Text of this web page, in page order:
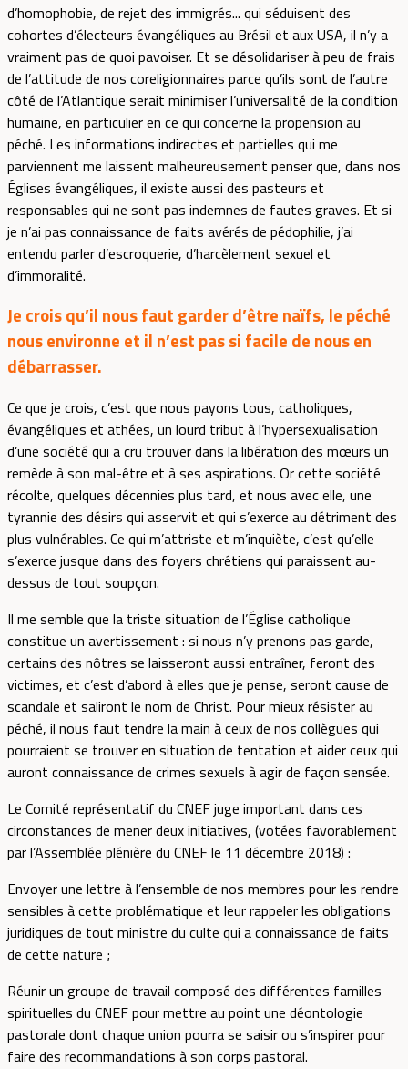
d’homophobie, de rejet des immigrés... qui séduisent des
cohortes d’électeurs évangéliques au Brésil et aux USA, il n’y a
vraiment pas de quoi pavoiser. Et se désolidariser à peu de frais
de l’attitude de nos coreligionnaires parce qu’ils sont de l’autre
côté de l’Atlantique serait minimiser l’universalité de la condition
humaine, en particulier en ce qui concerne la propension au
péché. Les informations indirectes et partielles qui me
parviennent me laissent malheureusement penser que, dans nos
Églises évangéliques, il existe aussi des pasteurs et
responsables qui ne sont pas indemnes de fautes graves. Et si
je n’ai pas connaissance de faits avérés de pédophilie, j’ai
entendu parler d’escroquerie, d’harcèlement sexuel et
d’immoralité.
Je crois qu’il nous faut garder d’être naïfs, le péché
nous environne et il n’est pas si facile de nous en
débarrasser.
Ce que je crois, c’est que nous payons tous, catholiques,
évangéliques et athées, un lourd tribut à l’hypersexualisation
d’une société qui a cru trouver dans la libération des mœurs un
remède à son mal-être et à ses aspirations. Or cette société
récolte, quelques décennies plus tard, et nous avec elle, une
tyrannie des désirs qui asservit et qui s’exerce au détriment des
plus vulnérables. Ce qui m’attriste et m’inquiète, c’est qu’elle
s’exerce jusque dans des foyers chrétiens qui paraissent au-
dessus de tout soupçon.
Il me semble que la triste situation de l’Église catholique
constitue un avertissement : si nous n’y prenons pas garde,
certains des nôtres se laisseront aussi entraîner, feront des
victimes, et c’est d’abord à elles que je pense, seront cause de
scandale et saliront le nom de Christ. Pour mieux résister au
péché, il nous faut tendre la main à ceux de nos collègues qui
pourraient se trouver en situation de tentation et aider ceux qui
auront connaissance de crimes sexuels à agir de façon sensée.
Le Comité représentatif du CNEF juge important dans ces
circonstances de mener deux initiatives, (votées favorablement
par l’Assemblée plénière du CNEF le 11 décembre 2018) :
Envoyer une lettre à l’ensemble de nos membres pour les rendre
sensibles à cette problématique et leur rappeler les obligations
juridiques de tout ministre du culte qui a connaissance de faits
de cette nature ;
Réunir un groupe de travail composé des différentes familles
spirituelles du CNEF pour mettre au point une déontologie
pastorale dont chaque union pourra se saisir ou s’inspirer pour
faire des recommandations à son corps pastoral.